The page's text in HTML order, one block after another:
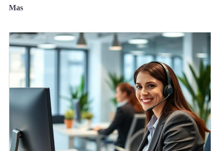
Mas